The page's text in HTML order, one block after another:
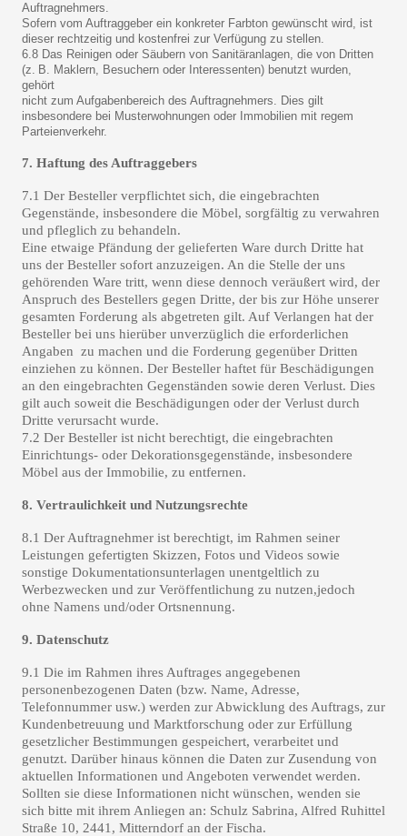
Auftragnehmers.
Sofern vom Auftraggeber ein konkreter Farbton gewünscht wird, ist
dieser rechtzeitig und kostenfrei zur Verfügung zu stellen.
6.8 Das Reinigen oder Säubern von Sanitäranlagen, die von Dritten
(z. B. Maklern, Besuchern oder Interessenten) benutzt wurden,
gehört
nicht zum Aufgabenbereich des Auftragnehmers. Dies gilt
insbesondere bei Musterwohnungen oder Immobilien mit regem
Parteienverkehr.
7. Haftung des Auftraggebers
7.1 Der Besteller verpflichtet sich, die eingebrachten
Gegenstände, insbesondere die Möbel, sorgfältig zu verwahren
und pfleglich zu behandeln.
Eine etwaige Pfändung der gelieferten Ware durch Dritte hat
uns der Besteller sofort anzuzeigen. An die Stelle der uns
gehörenden Ware tritt, wenn diese dennoch veräußert wird, der
Anspruch des Bestellers gegen Dritte, der bis zur Höhe unserer
gesamten Forderung als abgetreten gilt. Auf Verlangen hat der
Besteller bei uns hierüber unverzüglich die erforderlichen
Angaben zu machen und die Forderung gegenüber Dritten
einziehen zu können. Der Besteller haftet für Beschädigungen
an den eingebrachten Gegenständen sowie deren Verlust. Dies
gilt auch soweit die Beschädigungen oder der Verlust durch
Dritte verursacht wurde.
7.2 Der Besteller ist nicht berechtigt, die eingebrachten
Einrichtungs- oder Dekorationsgegenstände, insbesondere
Möbel aus der Immobilie, zu entfernen.
8. Vertraulichkeit und Nutzungsrechte
8.1 Der Auftragnehmer ist berechtigt, im Rahmen seiner
Leistungen gefertigten Skizzen, Fotos und Videos sowie
sonstige Dokumentationsunterlagen unentgeltlich zu
Werbezwecken und zur Veröffentlichung zu nutzen,jedoch
ohne Namens und/oder Ortsnennung.
9. Datenschutz
9.1 Die im Rahmen ihres Auftrages angegebenen
personenbezogenen Daten (bzw. Name, Adresse,
Telefonnummer usw.) werden zur Abwicklung des Auftrags, zur
Kundenbetreuung und Marktforschung oder zur Erfüllung
gesetzlicher Bestimmungen gespeichert, verarbeitet und
genutzt. Darüber hinaus können die Daten zur Zusendung von
aktuellen Informationen und Angeboten verwendet werden.
Sollten sie diese Informationen nicht wünschen, wenden sie
sich bitte mit ihrem Anliegen an: Schulz Sabrina, Alfred Ruhittel
Straße 10, 2441, Mitterndorf an der Fischa.